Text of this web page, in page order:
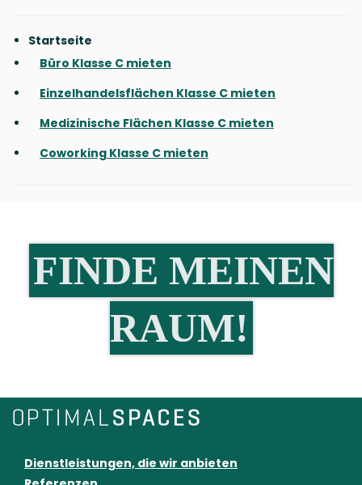
Startseite
Büro Klasse C mieten
Einzelhandelsflächen Klasse C mieten
Medizinische Flächen Klasse C mieten
Coworking Klasse C mieten
FINDE MEINEN
RAUM!
Dienstleistungen, die wir anbieten